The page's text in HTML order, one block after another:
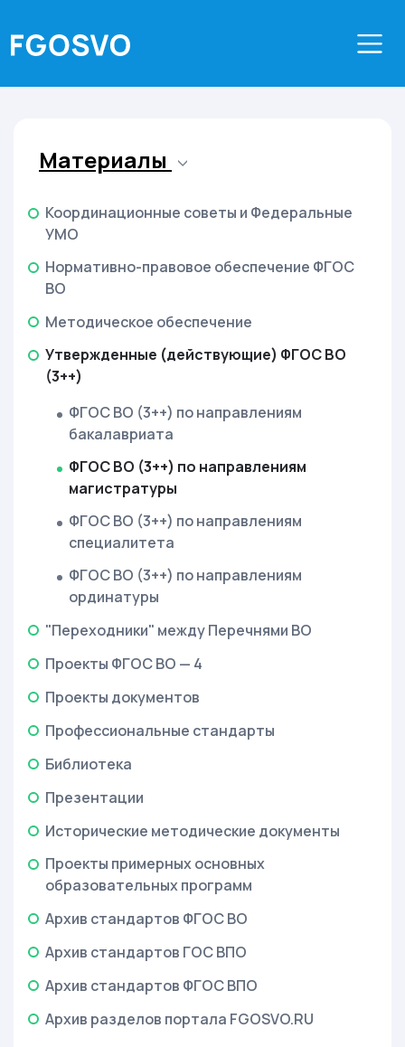
Материалы
Координационные советы и Федеральные
УМО
Нормативно-правовое обеспечение ФГОС
ВО
Методическое обеспечение
Утвержденные (действующие) ФГОС ВО
(3++)
ФГОС ВО (3++) по направлениям
бакалавриата
ФГОС ВО (3++) по направлениям
магистратуры
ФГОС ВО (3++) по направлениям
специалитета
ФГОС ВО (3++) по направлениям
ординатуры
"Переходники" между Перечнями ВО
Проекты ФГОС ВО — 4
Проекты документов
Профессиональные стандарты
Библиотека
Презентации
Исторические методические документы
Проекты примерных основных
образовательных программ
Архив стандартов ФГОС ВО
Архив стандартов ГОС ВПО
Архив стандартов ФГОС ВПО
Архив разделов портала FGOSVO.RU